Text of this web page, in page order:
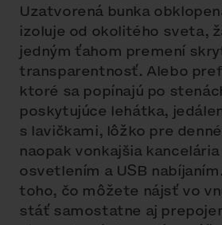
Uzatvorená bunka
izoluje od okolitého sveta,
jedným ťahom premení
transparentnosť. Alebo
ktoré sa popínajú po
poskytujúce lehátka,
s lavičkami, lôžko pre
naopak vonkajšia kancelária
osvetlením a USB
toho, čo môžete nájsť vo
stáť samostatne aj